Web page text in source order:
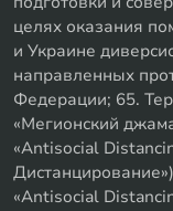
целях оказания
и Украине
направленных
Федерации; 65.
«Мегионский
«Antisocial
«Antisocial